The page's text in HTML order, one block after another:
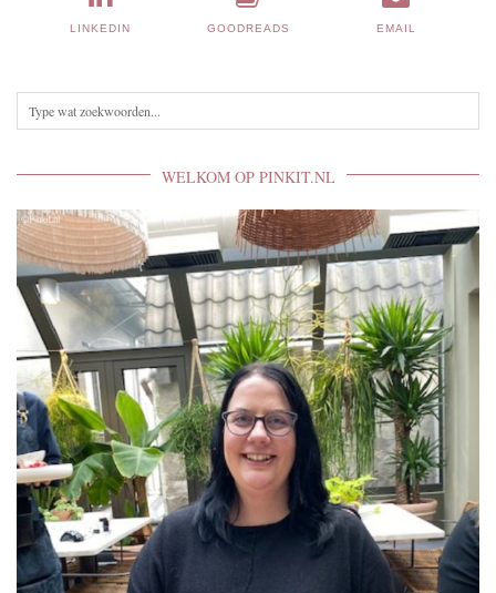
LINKEDIN GOODREADS EMAIL
WELKOM OP PINKIT.NL